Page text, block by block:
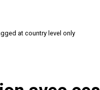
at country level only